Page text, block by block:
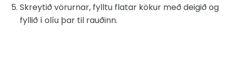
Skreytið vörurnar, fylltu flatar kökur með deigið og
fyllið í olíu þar til rauðinn.